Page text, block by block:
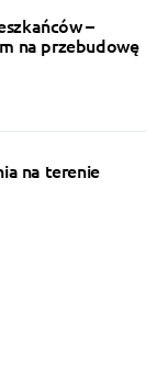
–
na przebudowę
na terenie